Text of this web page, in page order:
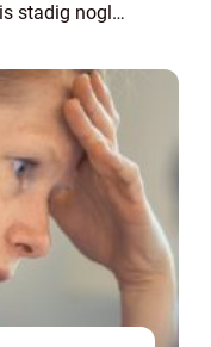
stadig nogle